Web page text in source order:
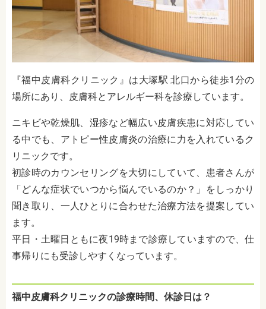
『福中皮膚科クリニック』は大塚駅 北口から徒歩1分の
場所にあり、皮膚科とアレルギー科を診療しています。
ニキビや乾燥肌、湿疹など幅広い皮膚疾患に対応してい
る中でも、アトピー性皮膚炎の治療に力を入れているク
リニックです。
初診時のカウンセリングを大切にしていて、患者さんが
「どんな症状でいつから悩んでいるのか？」をしっかり
聞き取り、一人ひとりに合わせた治療方法を提案してい
ます。
平日・土曜日ともに夜19時まで診療していますので、仕
事帰りにも受診しやすくなっています。
福中皮膚科クリニックの診療時間、休診日は？